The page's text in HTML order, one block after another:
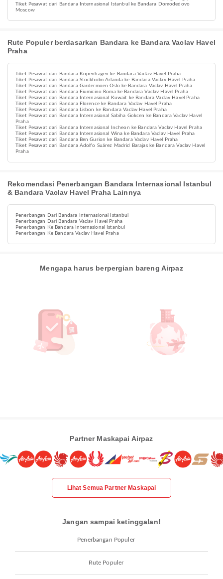
Tiket Pesawat dari Bandara Internasional Istanbul ke Bandara Domodedovo
Moscow
Rute Populer berdasarkan Bandara ke Bandara Vaclav Havel
Praha
Tiket Pesawat dari Bandara Kopenhagen ke Bandara Vaclav Havel Praha
Tiket Pesawat dari Bandara Stockholm Arlanda ke Bandara Vaclav Havel Praha
Tiket Pesawat dari Bandara Gardermoen Oslo ke Bandara Vaclav Havel Praha
Tiket Pesawat dari Bandara Fiumicino Roma ke Bandara Vaclav Havel Praha
Tiket Pesawat dari Bandara Internasional Kuwait ke Bandara Vaclav Havel Praha
Tiket Pesawat dari Bandara Florence ke Bandara Vaclav Havel Praha
Tiket Pesawat dari Bandara Lisbon ke Bandara Vaclav Havel Praha
Tiket Pesawat dari Bandara Internasional Sabiha Gokcen ke Bandara Vaclav Havel
Praha
Tiket Pesawat dari Bandara Internasional Incheon ke Bandara Vaclav Havel Praha
Tiket Pesawat dari Bandara Internasional Wina ke Bandara Vaclav Havel Praha
Tiket Pesawat dari Bandara Ben Gurion ke Bandara Vaclav Havel Praha
Tiket Pesawat dari Bandara Adolfo Suárez Madrid Barajas ke Bandara Vaclav Havel
Praha
Rekomendasi Penerbangan Bandara Internasional Istanbul
& Bandara Vaclav Havel Praha Lainnya
Penerbangan Dari Bandara Internasional Istanbul
Penerbangan Dari Bandara Vaclav Havel Praha
Penerbangan Ke Bandara Internasional Istanbul
Penerbangan Ke Bandara Vaclav Havel Praha
Mengapa harus berpergian bareng Airpaz
Partner Maskapai Airpaz
Lihat Semua Partner Maskapai
Jangan sampai ketinggalan!
Penerbangan Populer
Rute Populer